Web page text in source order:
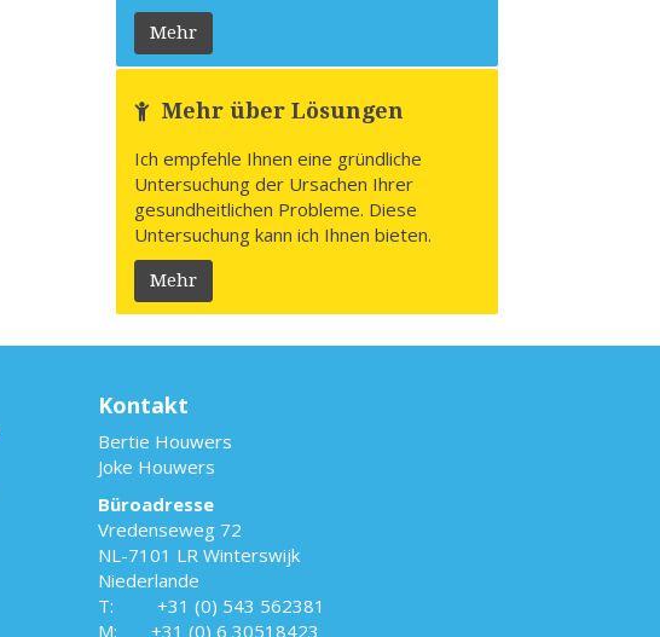
Mehr
Mehr über Lösungen
Ich empfehle Ihnen eine gründliche
Untersuchung der Ursachen Ihrer
gesundheitlichen Probleme. Diese
Untersuchung kann ich Ihnen bieten.
Mehr
Kontakt
Bertie Houwers
Joke Houwers
Büroadresse
Vredenseweg 72
NL-7101 LR Winterswijk
Niederlande
T: +31 (0) 543 562381
M:
+31 (0) 6 30518423